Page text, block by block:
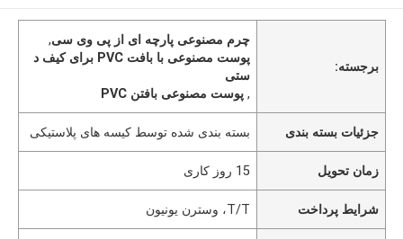
برجسته:
چرم مصنوعی پارچه ای از پی وی سی,
پوست مصنوعی با بافت PVC برای کیف د
ستی
,پوست مصنوعی بافتن PVC
جزئیات بسته بندی بسته بندی شده توسط کیسه های پلاستیکی
زمان تحویل 15 روز کاری
شرایط پرداخت T/T، وسترن یونیون